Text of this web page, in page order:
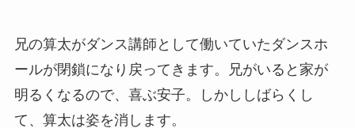
兄の算太がダンス講師として働いていたダンスホ
ールが閉鎖になり戻ってきます。兄がいると家が
明るくなるので、喜ぶ安子。しかししばらくし
て、算太は姿を消します。